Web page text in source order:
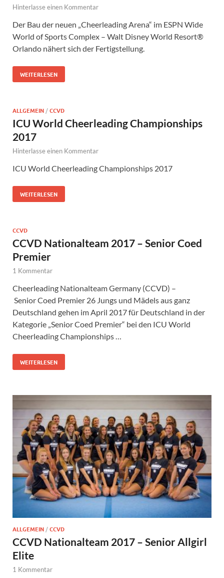
Hinterlasse einen Kommentar
Der Bau der neuen „Cheerleading Arena“ im ESPN Wide
World of Sports Complex – Walt Disney World Resort®
Orlando nähert sich der Fertigstellung.
WEITERLESEN
ALLGEMEIN /CCVD
ICU World Cheerleading Championships
2017
Hinterlasse einen Kommentar
ICU World Cheerleading Championships 2017
WEITERLESEN
CCVD
CCVD Nationalteam 2017 – Senior Coed
Premier
1 Kommentar
Cheerleading Nationalteam Germany (CCVD) –
Senior Coed Premier 26 Jungs und Mädels aus ganz
Deutschland gehen im April 2017 für Deutschland in der
Kategorie „Senior Coed Premier“ bei den ICU World
Cheerleading Championships …
WEITERLESEN
ALLGEMEIN/CCVD
CCVD Nationalteam 2017 – Senior Allgirl
Elite
1 Kommentar